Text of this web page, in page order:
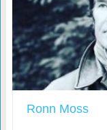
Ronn Moss